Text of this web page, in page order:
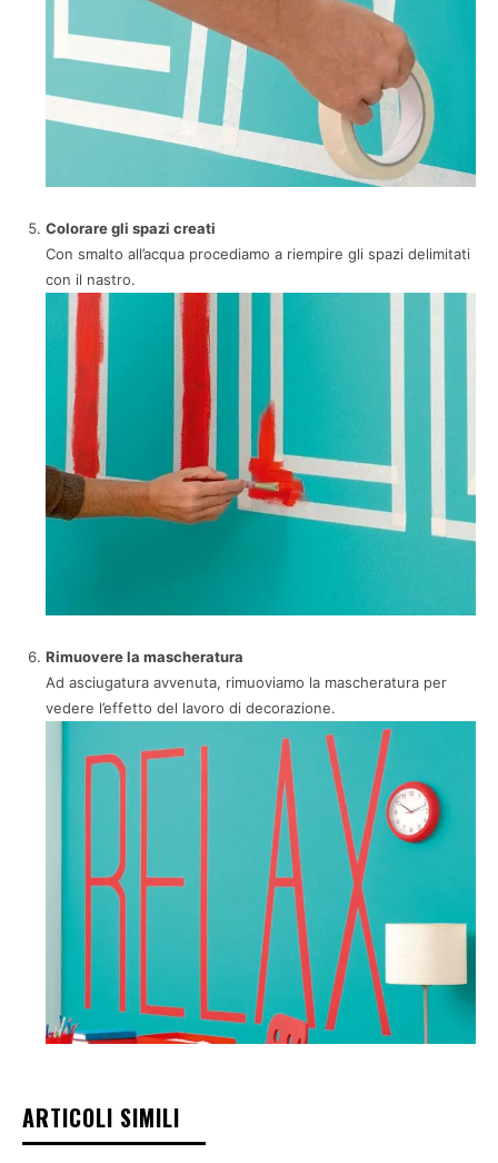
Colorare gli spazi creati
Con smalto all’acqua procediamo a riempire gli spazi delimitati
con il nastro.
Rimuovere la mascheratura
Ad asciugatura avvenuta, rimuoviamo la mascheratura per
vedere l’effetto del lavoro di decorazione.
ARTICOLI SIMILI